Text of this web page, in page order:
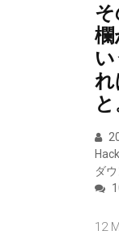
欄
と
ダ
12